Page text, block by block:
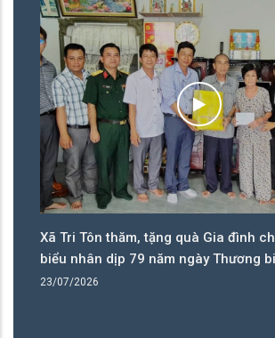
sách tiêu
Liệt sĩ
Đảng bộ xã Tri Tôn sơ kết
năm, nhiều chỉ tiêu đạt và
14/07/2026